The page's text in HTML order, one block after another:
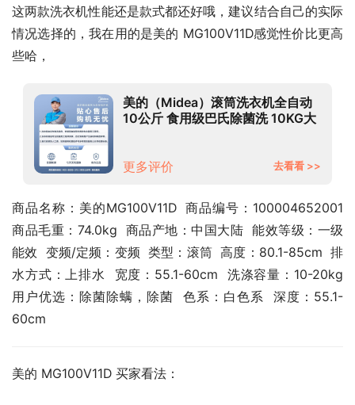
这两款洗衣机性能还是款式都还好哦，建议结合自己的实际
情况选择的，我在用的是美的 MG100V11D感觉性价比更高
些哈，
美的（Midea）滚筒洗衣机全自动
10公斤 食用级巴氏除菌洗 10KG大
更多评价
去看看 >>
商品名称：美的MG100V11D  商品编号：100004652001
商品毛重：74.0kg  商品产地：中国大陆  能效等级：一级
能效  变频/定频：变频  类型：滚筒  高度：80.1-85cm  排
水方式：上排水  宽度：55.1-60cm  洗涤容量：10-20kg
用户优选：除菌除螨，除菌  色系：白色系  深度：55.1-
60cm
美的 MG100V11D 买家看法：